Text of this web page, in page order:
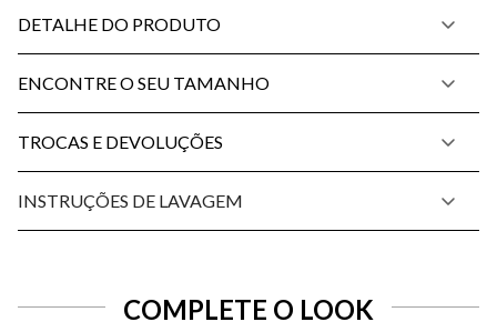
DETALHE DO PRODUTO
ENCONTRE O SEU TAMANHO
TROCAS E DEVOLUÇÕES
INSTRUÇÕES DE LAVAGEM
COMPLETE O LOOK